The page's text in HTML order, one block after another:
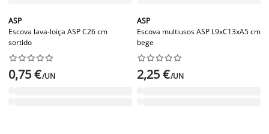
ASP
Escova lava-loiça ASP C26 cm
sortido






0,75 €/UN
ASP
Escova multiusos ASP L9xC13xA5 cm
bege






2,25 €/UN